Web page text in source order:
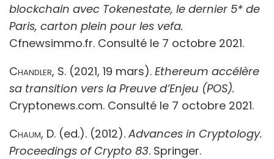
blockchain avec Tokenestate, le dernier 5* de
Paris, carton plein pour les vefa.
Cfnewsimmo.fr. Consulté le 7 octobre 2021.
Chandler, S. (2021, 19 mars). Ethereum accélère
sa transition vers la Preuve d’Enjeu (POS).
Cryptonews.com. Consulté le 7 octobre 2021.
Chaum, D. (ed.). (2012). Advances in Cryptology.
Proceedings of Crypto 83. Springer.